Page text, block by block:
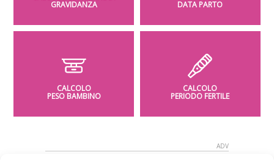
GRAVIDANZA DATA PARTO
CALCOLO
PESO BAMBINO
CALCOLO
PERIODO FERTILE